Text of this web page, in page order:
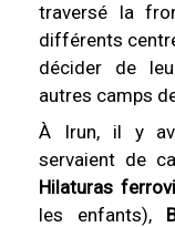
traversé la
différents
décider de
autres camps
À Irun, il y
servaient de
Hilaturas
les enfants),